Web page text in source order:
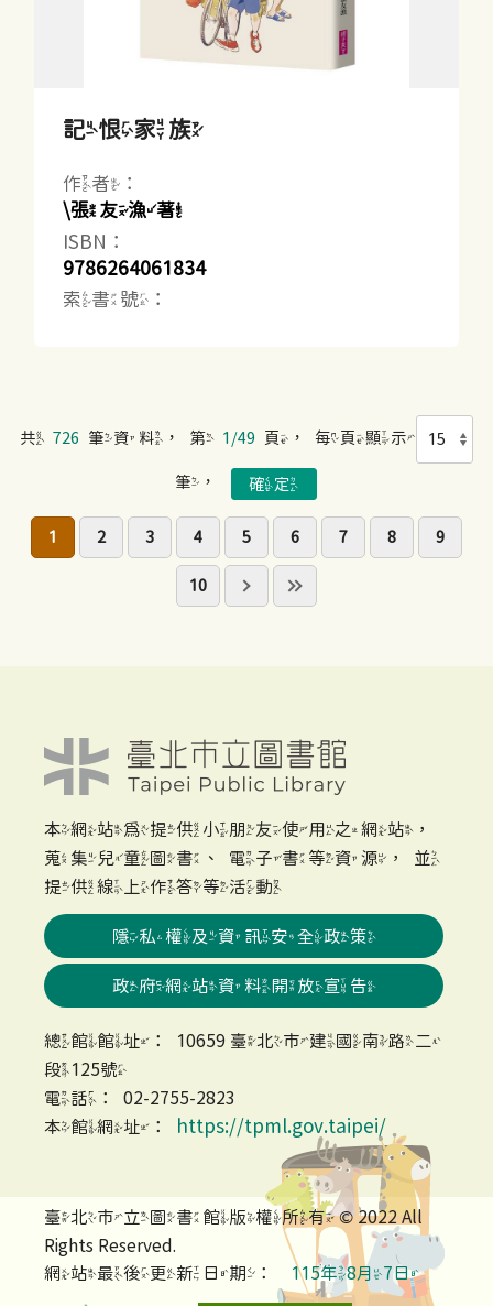
記恨家族
作者：
\張友漁著
ISBN：
9786264061834
索書號：
共 726 筆資料，第 1/49 頁，每頁顯示
筆，
1 2 3 4 5 6 7 8 9
10
本網站為提供小朋友使用之網站，
蒐集兒童圖書、電子書等資源，並
提供線上作答等活動
隱私權及資訊安全政策
政府網站資料開放宣告
總館館址：10659 臺北市建國南路二
段125號
電話：02-2755-2823
本館網址：
https://tpml.gov.taipei/
臺北市立圖書館版權所有 © 2022 All
Rights Reserved.
網站最後更新日期：
115年8月7日